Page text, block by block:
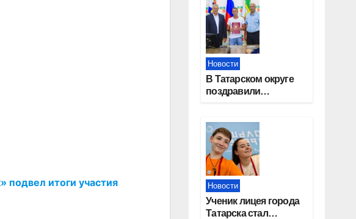
подвел итоги участия
группы компаний
«СОЮЗ»
Новости
В Татарском округе
поздравили
отрасли
Новости
Ученик лицея города
Татарска стал